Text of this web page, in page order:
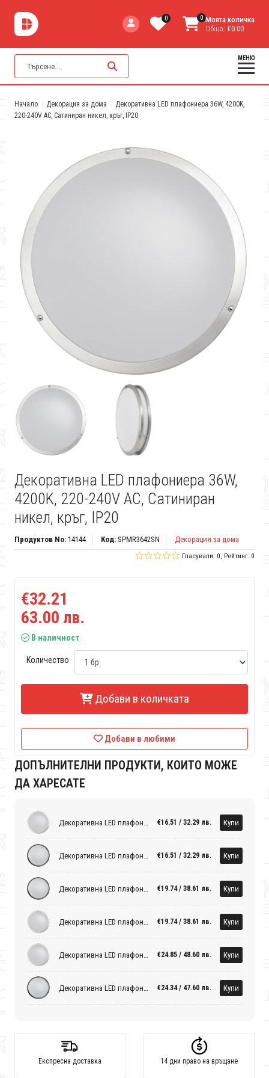
0 0 Моята количка
Общо: €0.00
МЕНЮ
Начало Декорация за дома
Декоративна LED плафониера 36W, 4200K,
220-240V AC, Сатиниран никел, кръг, IP20
Декоративна LED плафониера 36W,
4200K, 220-240V AC, Сатиниран
никел, кръг, IP20
Продуктов No:14144 Код:SPMR3642SN Декорация за дома
Гласували: 0, Рейтинг: 0
€32.21
63.00 лв.
В наличност
Количество
Добави в количката
Добави в любими
ДОПЪЛНИТЕЛНИ ПРОДУКТИ, КОИТО МОЖЕ
ДА ХАРЕСАТЕ
€16.51 / 32.29 лв. Купи
€16.51 / 32.29 лв. Купи
€19.74 / 38.61 лв. Купи
€19.74 / 38.61 лв. Купи
€24.85 / 48.60 лв. Купи
€24.34 / 47.60 лв. Купи
Експресна доставка 14 дни право на връщане